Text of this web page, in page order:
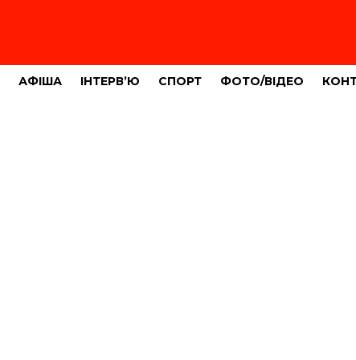
АФІША ІНТЕРВ’Ю СПОРТ ФОТО/ВІДЕО